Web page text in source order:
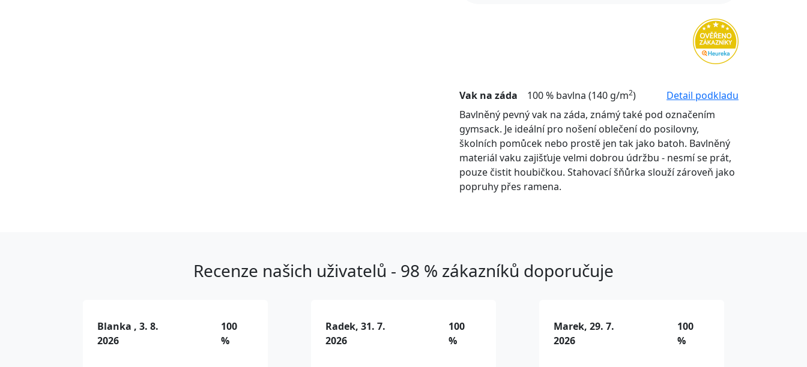
Vak na záda 100 % bavlna (140 g/m2)
Detail podkladu
Bavlněný pevný vak na záda, známý také pod označením
gymsack. Je ideální pro nošení oblečení do posilovny,
školních pomůcek nebo prostě jen tak jako batoh. Bavlněný
materiál vaku zajišťuje velmi dobrou údržbu - nesmí se prát,
pouze čistit houbičkou. Stahovací šňůrka slouží zároveň jako
popruhy přes ramena.
Recenze našich uživatelů - 98 % zákazníků doporučuje
Blanka , 3. 8.
2026
100
%
Radek, 31. 7.
2026
100
%
Marek, 29. 7.
2026
100
%